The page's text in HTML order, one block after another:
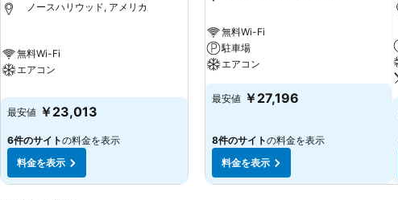
ノースハリウッド, アメリカ
無料Wi-Fi
エアコン
最安値 ￥23,013
6件のサイトの料金を表示
料金を表示
無料Wi-Fi
駐車場
エアコン
最安値 ￥27,196
8件のサイトの料金を表示
料金を表示